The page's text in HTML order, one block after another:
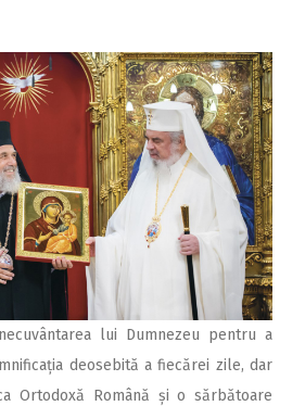
lui Dumnezeu pentru a
deosebită a fiecărei zile, dar
Ortodoxă Română și o sărbătoare